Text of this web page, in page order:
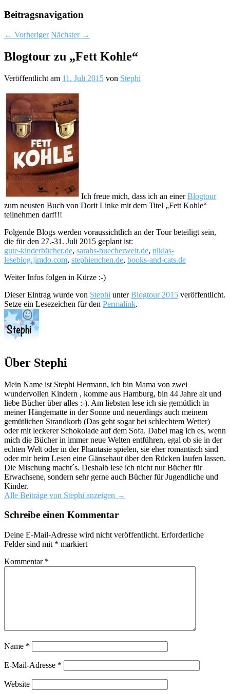
Beitragsnavigation
← Vorheriger Nächster →
Blogtour zu „Fett Kohle“
Veröffentlicht am 11. Juli 2015 von Stephi
Ich freue mich, dass ich an einerBlogtour
zum neusten Buch von Dorit Linke mit dem Titel „Fett Kohle“
teilnehmen darf!!!
Folgende Blogs werden voraussichtlich an der Tour beteiligt sein,
die für den 27.-31. Juli 2015 geplant ist:
gute-kinderbücher.de, sarahs-buecherwelt.de, niklas-
leseblog.jimdo.com, stephienchen.de, books-and-cats.de
Weiter Infos folgen in Kürze :-)
Dieser Eintrag wurde von Stephi unterBlogtour 2015 veröffentlicht.
Setze ein Lesezeichen für den Permalink.
Über Stephi
Mein Name ist Stephi Hermann, ich bin Mama von zwei
wundervollen Kindern , komme aus Hamburg, bin 44 Jahre alt und
liebe Bücher über alles :-). Am liebsten lese ich sie gemütlich in
meiner Hängematte in der Sonne und neuerdings auch meinem
gemütlichen Strandkorb (Das geht sogar bei schlechtem Wetter)
oder mit leckerer Schokolade auf dem Sofa. Dabei mag ich es, wenn
mich die Bücher in immer neue Welten entführen, egal ob sie in der
echten Welt oder in der Phantasie spielen, sie eher romantisch sind
oder mir beim Lesen eine Gänsehaut über den Rücken laufen lassen.
Die Mischung macht´s. Deshalb lese ich nicht nur Bücher für
Erwachsene, sondern sehr gerne auch Bücher für Jugendliche und
Kinder.
Alle Beiträge von Stephi anzeigen →
Schreibe einen Kommentar
Deine E-Mail-Adresse wird nicht veröffentlicht. Erforderliche
Felder sind mit * markiert
Kommentar *
Name *
E-Mail-Adresse *
Website